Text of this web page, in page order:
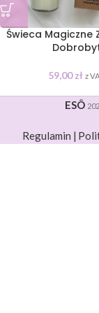
Świeca Magiczne
59,00zł z
ESÔ
Regulamin |